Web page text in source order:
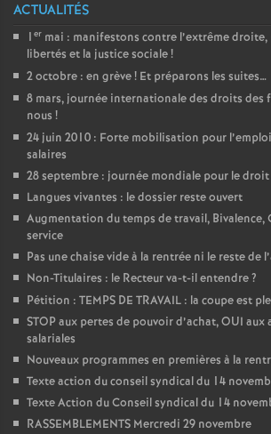
ACTUALITÉS
1 er mai : manifestons contre l’extrême droite,
libertés et la justice sociale!
2 octobre : en grève! Et préparons les suites…
8 mars, journée internationale des droits des
nous !
24 juin 2010 : Forte mobilisation pour
salaires
28 septembre : journée mondiale pour le droit
Langues vivantes : le dossier reste ouvert
Augmentation du temps de travail, Bivalence,
service
Pas une chaise vide à la rentrée ni le reste de
Non-Titulaires : le Recteur va-t-il entendre?
Pétition : TEMPS DE TRAVAIL : la coupe est
STOP aux pertes de pouvoir d’achat, OUI
salariales
Nouveaux programmes en premières à la
Texte action du conseil syndical du 14
Texte Action du Conseil syndical du 14
RASSEMBLEMENTS Mercredi 29 novembre